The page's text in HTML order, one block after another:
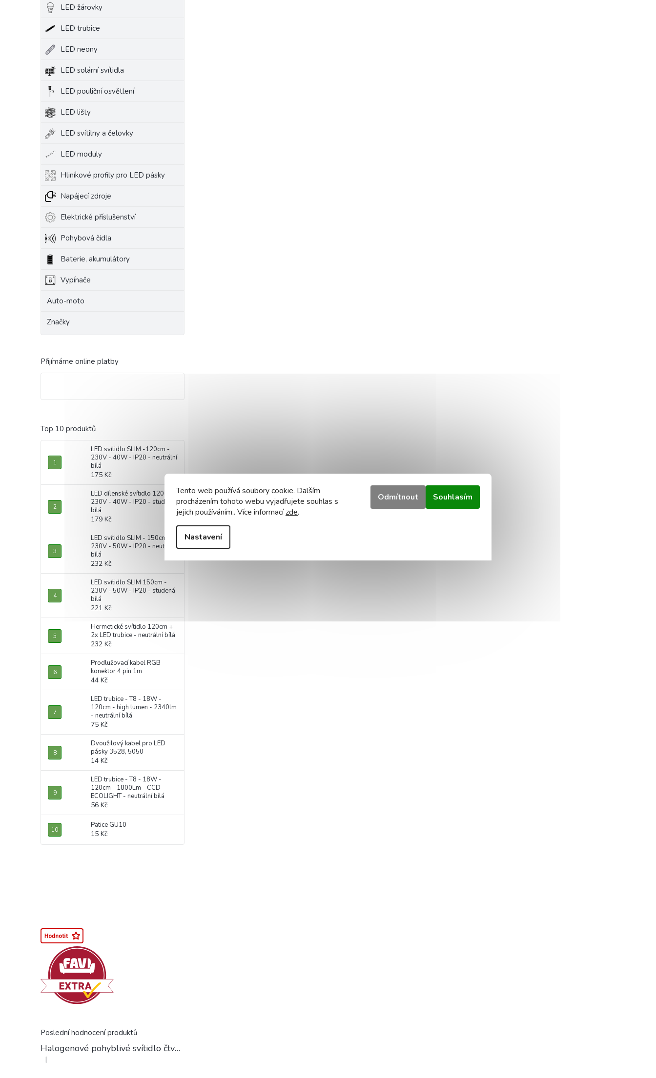
Tento web používá soubory cookie. Dalším
procházením tohoto webu vyjadřujete souhlas s
jejich používáním.. Více informacízde.
Nastavení
Odmítnout Souhlasím
LED žárovky
LED trubice
LED neony
LED solární svítidla
LED pouliční osvětlení
LED lišty
LED svítilny a čelovky
LED moduly
Hliníkové profily pro LED pásky
Napájecí zdroje
Elektrické příslušenství
Pohybová čidla
Baterie, akumulátory
Vypínače
Auto-moto
Značky
Přijímáme online platby
Top 10 produktů
LED svítidlo SLIM -120cm -
230V - 40W - IP20 - neutrální
bílá
175 Kč
LED dílenské svítidlo 120cm -
230V - 40W - IP20 - studená
bílá
179 Kč
LED svítidlo SLIM - 150cm -
230V - 50W - IP20 - neutrální
bílá
232 Kč
LED svítidlo SLIM 150cm -
230V - 50W - IP20 - studená
bílá
221 Kč
Hermetické svítidlo 120cm +
2x LED trubice - neutrální bílá
232 Kč
Prodlužovací kabel RGB
konektor 4 pin 1m
44 Kč
LED trubice - T8 - 18W -
120cm - high lumen - 2340lm
- neutrální bílá
75 Kč
Dvoužilový kabel pro LED
pásky 3528, 5050
14 Kč
LED trubice - T8 - 18W -
120cm - 1800Lm - CCD -
ECOLIGHT - neutrální bílá
56 Kč
Patice GU10
15 Kč
Poslední hodnocení produktů
Halogenové pohyblivé svítidlo čtvercové chrom
Hodnocení produktu je 5 z 5 hvězdiček.
|